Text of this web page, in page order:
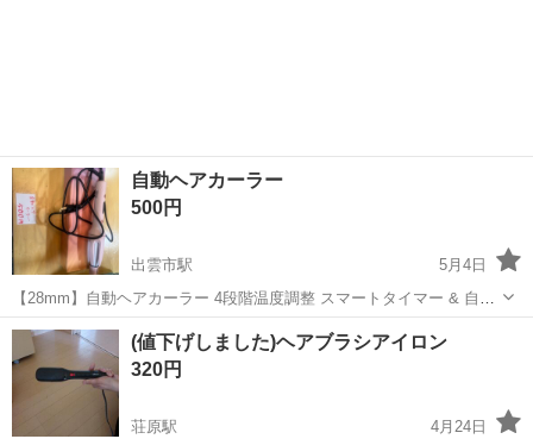
自動ヘアカーラー
500円
出雲市駅
5月4日
【28mm】自動ヘアカーラー 4段階温度調整 スマートタイマー & 自動
電源オフ機能付き、絡まり防止スタイリング 3度使用しました。
島根 出雲市 出雲市駅 美容家電
(値下げしました)ヘアブラシアイロン
320円
荘原駅
4月24日